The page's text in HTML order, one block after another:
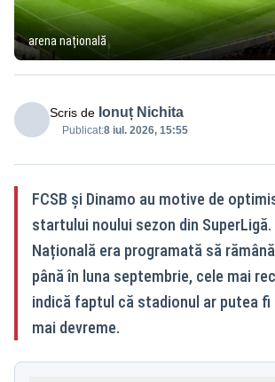
arena națională
Scris de Ionuț Nichita
Publicat:8 iul. 2026, 15:55
FCSB și Dinamo au motive de
startului noului sezon din SuperLigă.
Națională era programată să
până în luna septembrie, cele mai
indică faptul că stadionul ar putea
mai devreme.